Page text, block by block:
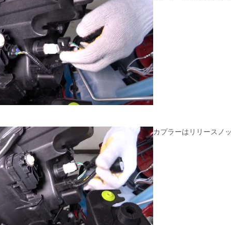
カプラーはリリースノ